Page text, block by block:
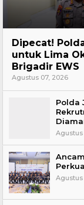
Dipecat!
untuk Lima
Brigadir EWS
Agustus 07, 2026
Polda
Agustus